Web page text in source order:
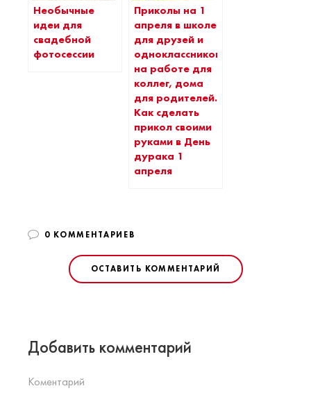
Необычные
идеи для
свадебной
фотосессии
Приколы на 1
апреля в школе
для друзей и
одноклассников,
на работе для
коллег, дома
для родителей.
Как сделать
прикол своими
руками в День
дурака 1
апреля
0 КОММЕНТАРИЕВ
ОСТАВИТЬ КОММЕНТАРИЙ
Добавить комментарий
Коментарий